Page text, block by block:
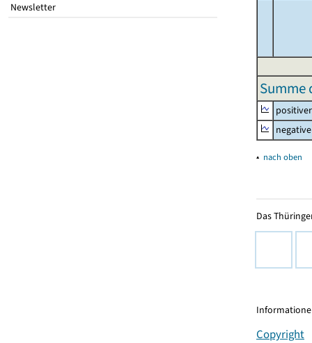
Newsletter
Summe
▴ nach oben
Das
Copyright